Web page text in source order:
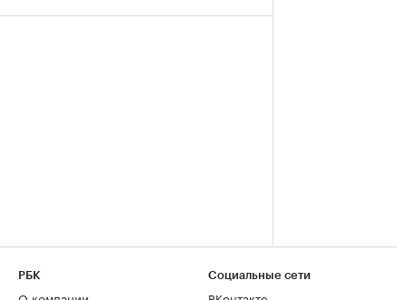
РБК Социальные сети